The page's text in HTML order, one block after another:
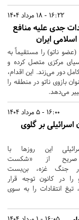
16:22 - 18 مرداد 1404
جدی علیه منافع
ایران
(عضو ناتو) را مستقیماً به
مرکزی متصل کرده و
دور می‌زند. این اقدام،
بازوی ناتو در منطقه را
می‌دهد.
16:00 - 5 مرداد 1404
اسرائیلی بر گلوی
این روزها با
صریح از «شکست
در جنگ غزه، بن‌بست
در کانون توجه قرار
تیغ انتقادات را به سوی